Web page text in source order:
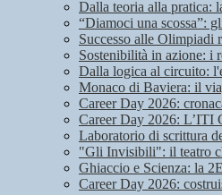
Dalla teoria alla pratica:
“Diamoci una scossa”:
Successo alle Olimpiadi
Sostenibilità in azione: i
Dalla logica al circuito:
Monaco di Baviera: il
Career Day 2026:
Career Day 2026: L’ITI
Laboratorio di scrittura
"Gli Invisibili": il teatro
Ghiaccio e Scienza: la
Career Day 2026: